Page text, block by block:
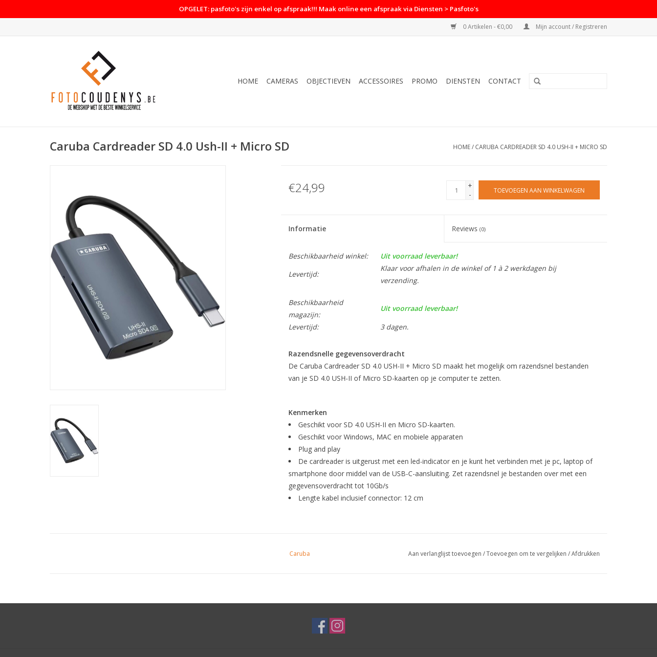
OPGELET: pasfoto's zijn enkel op afspraak!!! Maak online een afspraak via Diensten > Pasfoto's
0 Artikelen - €0,00 Mijn account / Registreren
HOME CAMERAS OBJECTIEVEN ACCESSOIRES PROMO DIENSTEN CONTACT
Caruba Cardreader SD 4.0 Ush-II + Micro SD HOME/ CARUBA CARDREADER SD 4.0 USH-II + MICRO SD
€24,99
+
-
TOEVOEGEN AAN WINKELWAGEN
Informatie Reviews(0)
Beschikbaarheid winkel:
Uit voorraad leverbaar!
Levertijd:
Klaar voor afhalen in de winkel of 1 à 2 werkdagen bij
verzending.
Beschikbaarheid
magazijn:
Uit voorraad leverbaar!
Levertijd:
3 dagen.
Razendsnelle gegevensoverdracht
De Caruba Cardreader SD 4.0 USH-II + Micro SD maakt het mogelijk om razendsnel bestanden
van je SD 4.0 USH-II of Micro SD-kaarten op je computer te zetten.
Kenmerken
Geschikt voor SD 4.0 USH-II en Micro SD-kaarten.
Geschikt voor Windows, MAC en mobiele apparaten
Plug and play
De cardreader is uitgerust met een led-indicator en je kunt het verbinden met je pc, laptop of
smartphone door middel van de USB-C-aansluiting. Zet razendsnel je bestanden over met een
gegevensoverdracht tot 10Gb/s
Lengte kabel inclusief connector: 12 cm
Caruba Aan verlanglijst toevoegen /Toevoegen om te vergelijken /Afdrukken